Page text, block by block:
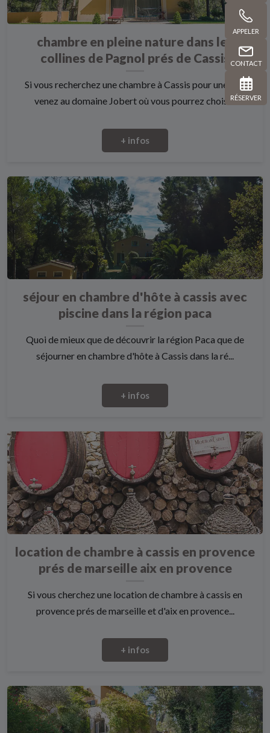
APPELER
CONTACT
RÉSERVER
chambre en pleine nature dans les
collines de Pagnol prés de Cassis
Si vous recherchez une chambre à Cassis pour une nuit
venez au domaine Jobert où vous pourrez choisi...
+ infos
séjour en chambre d'hôte à cassis avec
piscine dans la région paca
Quoi de mieux que de découvrir la région Paca que de
séjourner en chambre d'hôte à Cassis dans la ré...
+ infos
location de chambre à cassis en provence
prés de marseille aix en provence
Si vous cherchez une location de chambre à cassis en
provence prés de marseille et d'aix en provence...
+ infos